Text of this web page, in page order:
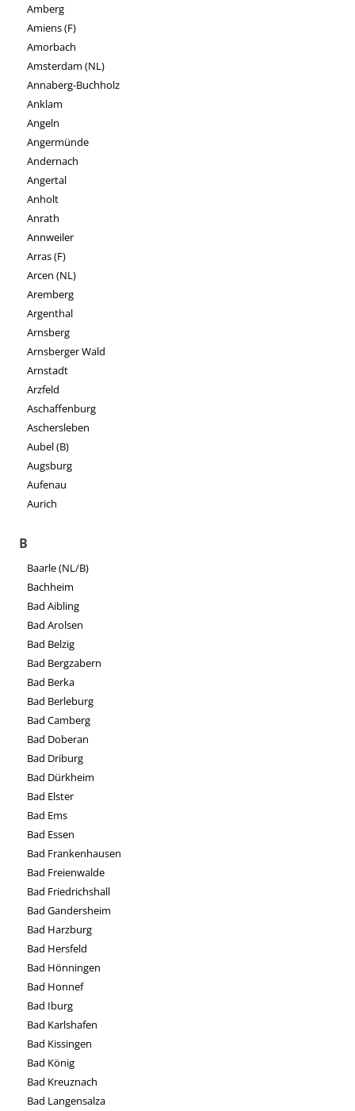
Amberg
Amiens (F)
Amorbach
Amsterdam (NL)
Annaberg-Buchholz
Anklam
Angeln
Angermünde
Andernach
Angertal
Anholt
Anrath
Annweiler
Arras (F)
Arcen (NL)
Aremberg
Argenthal
Arnsberg
Arnsberger Wald
Arnstadt
Arzfeld
Aschaffenburg
Aschersleben
Aubel (B)
Augsburg
Aufenau
Aurich
B
Baarle (NL/B)
Bachheim
Bad Aibling
Bad Arolsen
Bad Belzig
Bad Bergzabern
Bad Berka
Bad Berleburg
Bad Camberg
Bad Doberan
Bad Driburg
Bad Dürkheim
Bad Elster
Bad Ems
Bad Essen
Bad Frankenhausen
Bad Freienwalde
Bad Friedrichshall
Bad Gandersheim
Bad Harzburg
Bad Hersfeld
Bad Hönningen
Bad Honnef
Bad Iburg
Bad Karlshafen
Bad Kissingen
Bad König
Bad Kreuznach
Bad Langensalza